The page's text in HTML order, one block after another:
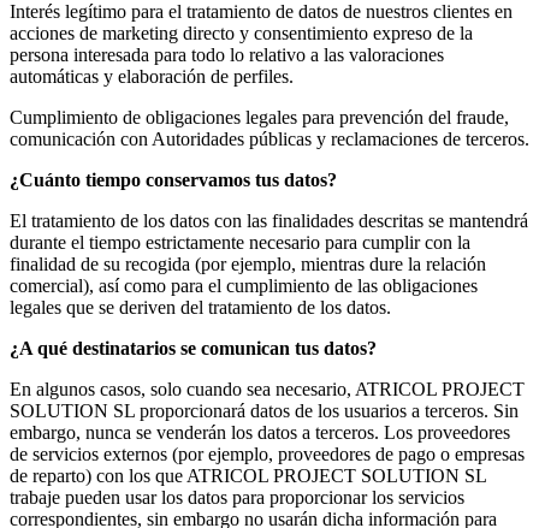
Interés legítimo para el tratamiento de datos de nuestros clientes en
acciones de marketing directo y consentimiento expreso de la
persona interesada para todo lo relativo a las valoraciones
automáticas y elaboración de perfiles.
Cumplimiento de obligaciones legales para prevención del fraude,
comunicación con Autoridades públicas y reclamaciones de terceros.
¿Cuánto tiempo conservamos tus datos?
El tratamiento de los datos con las finalidades descritas se mantendrá
durante el tiempo estrictamente necesario para cumplir con la
finalidad de su recogida (por ejemplo, mientras dure la relación
comercial), así como para el cumplimiento de las obligaciones
legales que se deriven del tratamiento de los datos.
¿A qué destinatarios se comunican tus datos?
En algunos casos, solo cuando sea necesario, ATRICOL PROJECT
SOLUTION SL proporcionará datos de los usuarios a terceros. Sin
embargo, nunca se venderán los datos a terceros. Los proveedores
de servicios externos (por ejemplo, proveedores de pago o empresas
de reparto) con los que ATRICOL PROJECT SOLUTION SL
trabaje pueden usar los datos para proporcionar los servicios
correspondientes, sin embargo no usarán dicha información para